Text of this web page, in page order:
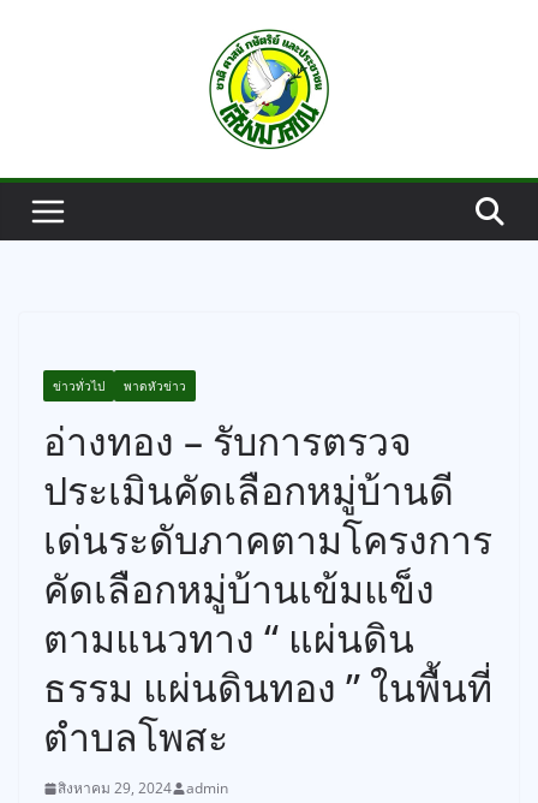
ข่าวทั่วไป พาดหัวข่าว
อ่างทอง – รับการตรวจ
ประเมินคัดเลือกหมู่บ้านดี
เด่นระดับภาคตามโครงการ
คัดเลือกหมู่บ้านเข้มแข็ง
ตามแนวทาง “ แผ่นดิน
ธรรม แผ่นดินทอง ” ในพื้นที่
ตำบลโพสะ
สิงหาคม 29, 2024 admin